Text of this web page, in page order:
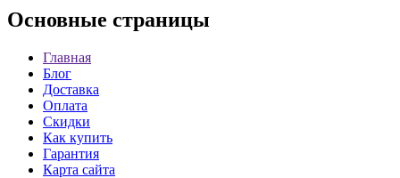
Основные страницы
Главная
Блог
Доставка
Оплата
Скидки
Как купить
Гарантия
Карта сайта